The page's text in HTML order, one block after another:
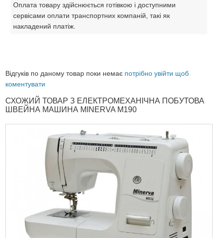
Оплата товару здійснюється готівкою і доступними
сервісами оплати транспортних компаній, такі як
накладений платіж.
Відгуків по даному товар поки немає потрібно увійти щоб
коментувати
СХОЖИЙ ТОВАР З ЕЛЕКТРОМЕХАНІЧНА ПОБУТОВА
ШВЕЙНА МАШИНА MINERVA M190